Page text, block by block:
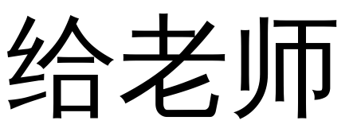
给老师